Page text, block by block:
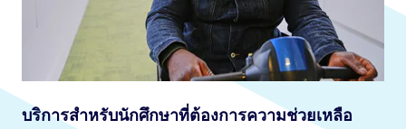
บริการสำหรับนักศึกษาที่ต้องการความช่วยเหลือ